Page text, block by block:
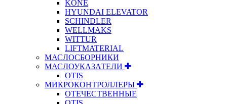
KONE
HYUNDAI ELEVATOR
SCHINDLER
WELLMAKS
WITTUR
LIFTMATERIAL
МАСЛОСБОРНИКИ
МАСЛОУКАЗАТЕЛИ
OTIS
МИКРОКОНТРОЛЛЕРЫ
ОТЕЧЕСТВЕННЫЕ